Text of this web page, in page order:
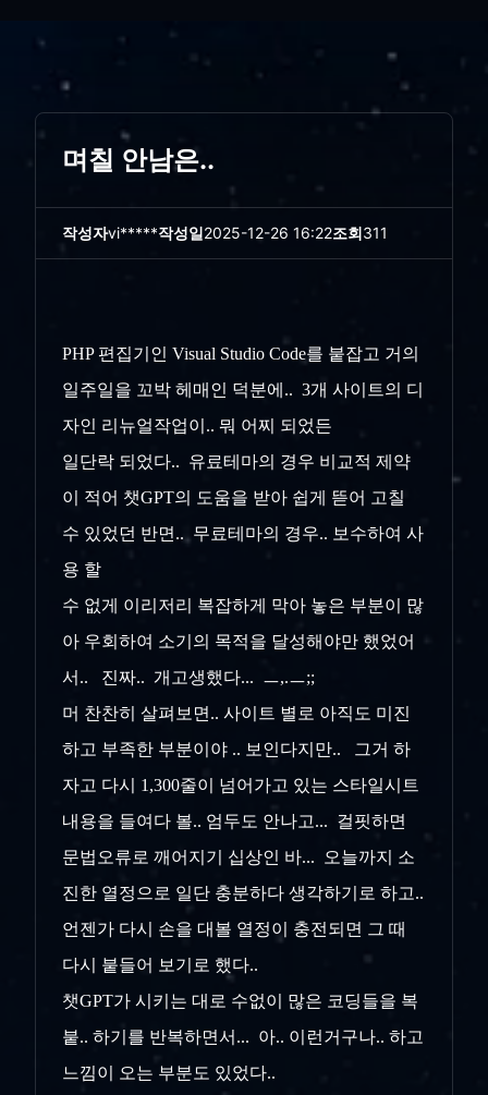
며칠 안남은..
작성자vi*****작성일2025-12-26 16:22조회311
PHP 편집기인 Visual Studio Code를 붙잡고 거의
일주일을 꼬박 헤매인 덕분에.. 3개 사이트의 디
자인 리뉴얼작업이.. 뭐 어찌 되었든
일단락 되었다.. 유료테마의 경우 비교적 제약
이 적어 챗GPT의 도움을 받아 쉽게 뜯어 고칠
수 있었던 반면.. 무료테마의 경우.. 보수하여 사
용 할
수 없게 이리저리 복잡하게 막아 놓은 부분이 많
아 우회하여 소기의 목적을 달성해야만 했었어
서.. 진짜.. 개고생했다... ㅡ,.ㅡ;;
머 찬찬히 살펴보면.. 사이트 별로 아직도 미진
하고 부족한 부분이야 .. 보인다지만.. 그거 하
자고 다시 1,300줄이 넘어가고 있는 스타일시트
내용을 들여다 볼.. 엄두도 안나고... 걸핏하면
문법오류로 깨어지기 십상인 바... 오늘까지 소
진한 열정으로 일단 충분하다 생각하기로 하고..
언젠가 다시 손을 대볼 열정이 충전되면 그 때
다시 붙들어 보기로 했다..
챗GPT가 시키는 대로 수없이 많은 코딩들을 복
붙.. 하기를 반복하면서... 아.. 이런거구나.. 하고
느낌이 오는 부분도 있었다..